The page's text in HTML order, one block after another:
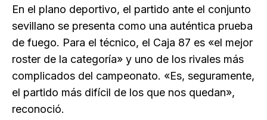
En el plano deportivo, el partido ante el conjunto
sevillano se presenta como una auténtica prueba
de fuego. Para el técnico, el Caja 87 es «el mejor
roster de la categoría» y uno de los rivales más
complicados del campeonato. «Es, seguramente,
el partido más difícil de los que nos quedan»,
reconoció.